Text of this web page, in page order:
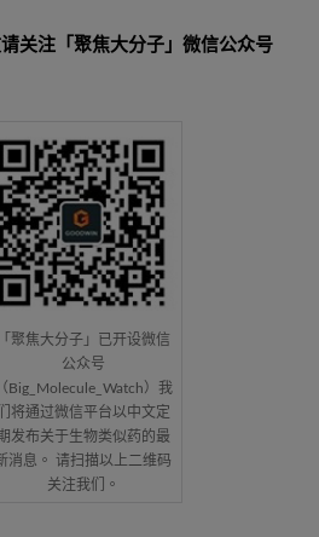
关注「聚焦大分子」微信公众号
聚焦大分子」已开设微信
公众号
Big_Molecule_Watch）我
将通过微信平台以中文定
发布关于生物类似药的最
消息。 请扫描以上二维码
关注我们。